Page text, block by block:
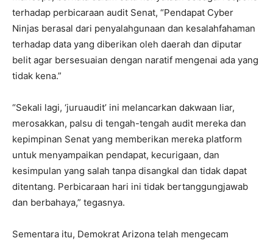
terhadap perbicaraan audit Senat, “Pendapat Cyber ​​
Ninjas berasal dari penyalahgunaan dan kesalahfahaman
terhadap data yang diberikan oleh daerah dan diputar
belit agar bersesuaian dengan naratif mengenai ada yang
tidak kena.”
“Sekali lagi, ‘juruaudit’ ini melancarkan dakwaan liar,
merosakkan, palsu di tengah-tengah audit mereka dan
kepimpinan Senat yang memberikan mereka platform
untuk menyampaikan pendapat, kecurigaan, dan
kesimpulan yang salah tanpa disangkal dan tidak dapat
ditentang. Perbicaraan hari ini tidak bertanggungjawab
dan berbahaya,” tegasnya.
Sementara itu, Demokrat Arizona telah mengecam